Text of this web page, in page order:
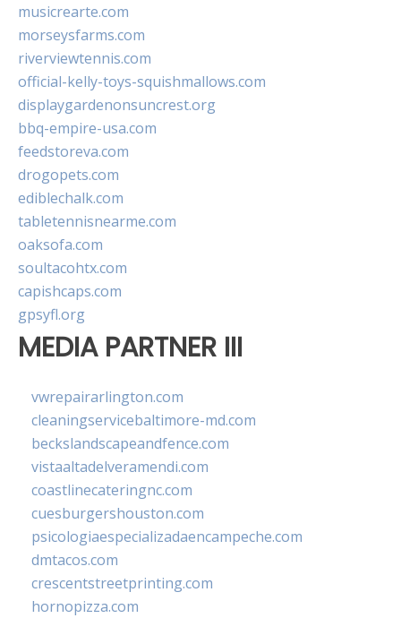
musicrearte.com
morseysfarms.com
riverviewtennis.com
official-kelly-toys-squishmallows.com
displaygardenonsuncrest.org
bbq-empire-usa.com
feedstoreva.com
drogopets.com
ediblechalk.com
tabletennisnearme.com
oaksofa.com
soultacohtx.com
capishcaps.com
gpsyfl.org
MEDIA PARTNER III
vwrepairarlington.com
cleaningservicebaltimore-md.com
beckslandscapeandfence.com
vistaaltadelveramendi.com
coastlinecateringnc.com
cuesburgershouston.com
psicologiaespecializadaencampeche.com
dmtacos.com
crescentstreetprinting.com
hornopizza.com